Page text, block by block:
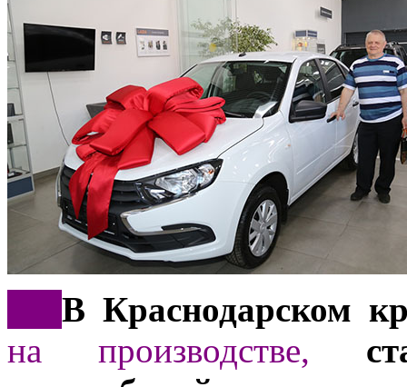
В Краснодарском
на производстве,